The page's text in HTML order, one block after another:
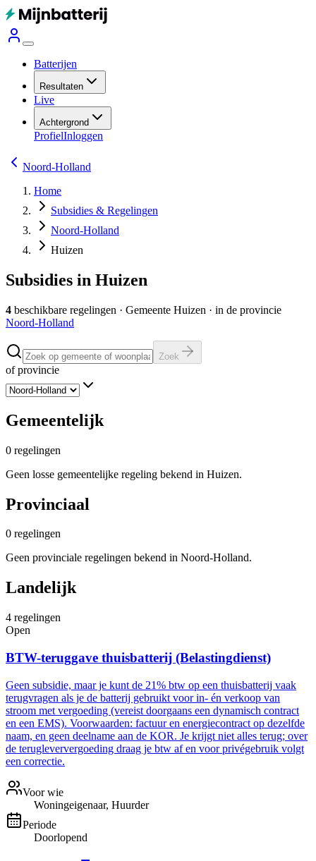
Batterijen
Resultaten
Live
Achtergrond
ProfielInloggen
Noord-Holland
Home
Subsidies & Regelingen
Noord-Holland
Huizen
Subsidies in Huizen
4 beschikbare regelingen · Gemeente Huizen · in de provincie
Noord-Holland
Zoek
of provincie
Gemeentelijk
0 regelingen
Geen losse gemeentelijke regeling bekend in Huizen.
Provinciaal
0 regelingen
Geen provinciale regelingen bekend in Noord-Holland.
Landelijk
4 regelingen
Open
BTW-teruggave thuisbatterij (Belastingdienst)
Geen subsidie, maar je kunt de 21% btw op een thuisbatterij vaak
terugvragen als je de batterij gebruikt voor in- én verkoop van
stroom met vergoeding (vereist doorgaans een dynamisch contract
en een EMS). Voorwaarden: factuur en energiecontract op dezelfde
naam, en geen deelname aan de KOR. Je krijgt niet alles terug; over
de terugleververgoeding draag je btw af en voor privégebruik volgt
een correctie.
Voor wie
Woningeigenaar, Huurder
Periode
Doorlopend